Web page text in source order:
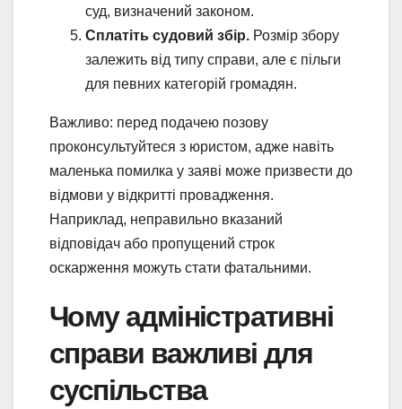
суд, визначений законом.
Сплатіть судовий збір. Розмір збору
залежить від типу справи, але є пільги
для певних категорій громадян.
Важливо: перед подачею позову
проконсультуйтеся з юристом, адже навіть
маленька помилка у заяві може призвести до
відмови у відкритті провадження.
Наприклад, неправильно вказаний
відповідач або пропущений строк
оскарження можуть стати фатальними.
Чому адміністративні
справи важливі для
суспільства